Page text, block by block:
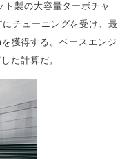
製の大容量ターボチャ
チューニングを受け、最
獲得する。ベースエンジ
た計算だ。